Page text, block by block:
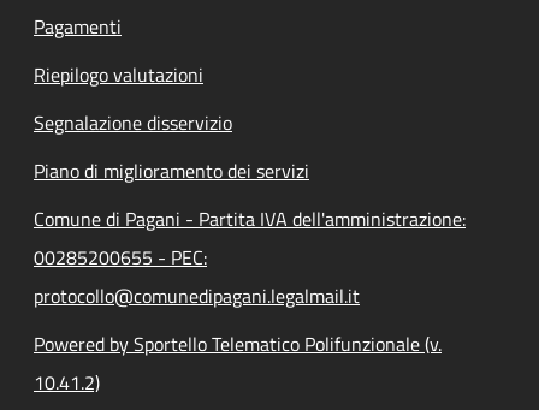
Pagamenti
Riepilogo valutazioni
Segnalazione disservizio
Piano di miglioramento dei servizi
Comune di Pagani - Partita IVA dell'amministrazione:
00285200655 - PEC:
protocollo@comunedipagani.legalmail.it
Powered by Sportello Telematico Polifunzionale (v.
10.41.2)